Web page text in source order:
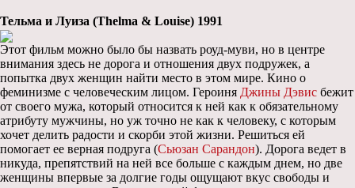
Тельма и Луиза (Thelma & Louise) 1991
Этот фильм можно было бы назвать роуд-муви, но в центре
внимания здесь не дорога и отношения двух подружек, а
попытка двух женщин найти место в этом мире. Кино о
феминизме с человеческим лицом. Героиня Джины Дэвис бежит
от своего мужа, который относится к ней как к обязательному
атрибуту мужчины, но уж точно не как к человеку, с которым
хочет делить радости и скорби этой жизни. Решиться ей
помогает ее верная подруга (Сьюзан Сарандон). Дорога ведет в
никуда, препятствий на ней все больше с каждым днем, но две
женщины впервые за долгие годы ощущают вкус свободы и